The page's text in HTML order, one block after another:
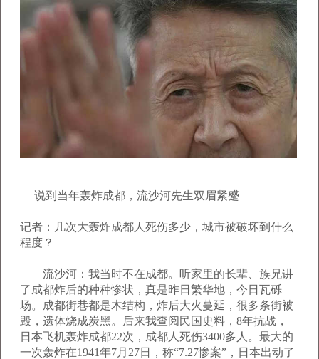
说到当年轰炸成都，流沙河先生双眉紧蹙
记者：几次大轰炸成都人死伤多少，城市被破坏到什么
程度？
流沙河：我当时不在成都。听家里的长辈、族兄讲
了成都炸后的种种惨状，真是昨日繁华地，今日瓦砾
场。成都街巷都是木结构，炸后大火蔓延，很多条街被
毁，遗体烧成炭黑。后来我查阅民国史料，8年抗战，
日本飞机轰炸成都22次，成都人死伤3400多人。最大的
一次轰炸在1941年7月27日，称“7.27惨案”，日本出动了